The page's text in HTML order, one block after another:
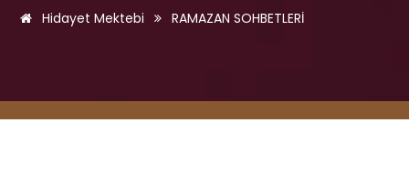
Hidayet Mektebi RAMAZAN SOHBETLERİ